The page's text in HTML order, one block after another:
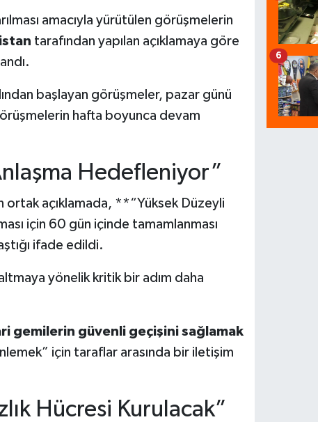
amacıyla yürütülen görüşmelerin
tarafından yapılan açıklamaya göre
başlayan görüşmeler, pazar günü
hafta boyunca devam
Hedefleniyor”
ortak açıklamada, **“Yüksek Düzeyli
için 60 gün içinde tamamlanması
ifade edildi.
yönelik kritik bir adım daha
gemilerin güvenli geçişini sağlamak
için taraflar arasında bir iletişim
Hücresi Kurulacak”
6